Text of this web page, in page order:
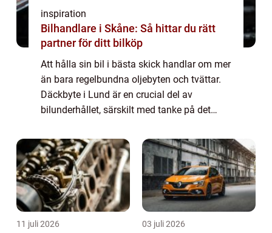
inspiration
Bilhandlare i Skåne: Så hittar du rätt
partner för ditt bilköp
Att hålla sin bil i bästa skick handlar om mer
än bara regelbundna oljebyten och tvättar.
Däckbyte i Lund är en crucial del av
bilunderhållet, särskilt med tanke på det
11 juli 2026 03 juli 2026